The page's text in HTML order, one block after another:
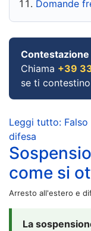
Domande
Chiama +39
se ti
Leggi tutto:
difesa
come si
Arresto all'estero e
La